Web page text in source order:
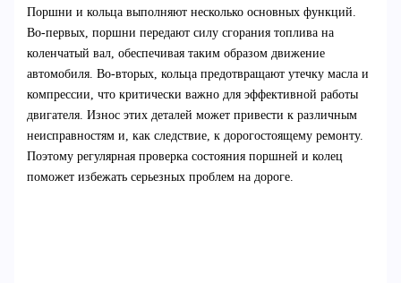
Поршни и кольца выполняют несколько основных функций.
Во-первых, поршни передают силу сгорания топлива на
коленчатый вал, обеспечивая таким образом движение
автомобиля. Во-вторых, кольца предотвращают утечку масла и
компрессии, что критически важно для эффективной работы
двигателя. Износ этих деталей может привести к различным
неисправностям и, как следствие, к дорогостоящему ремонту.
Поэтому регулярная проверка состояния поршней и колец
поможет избежать серьезных проблем на дороге.